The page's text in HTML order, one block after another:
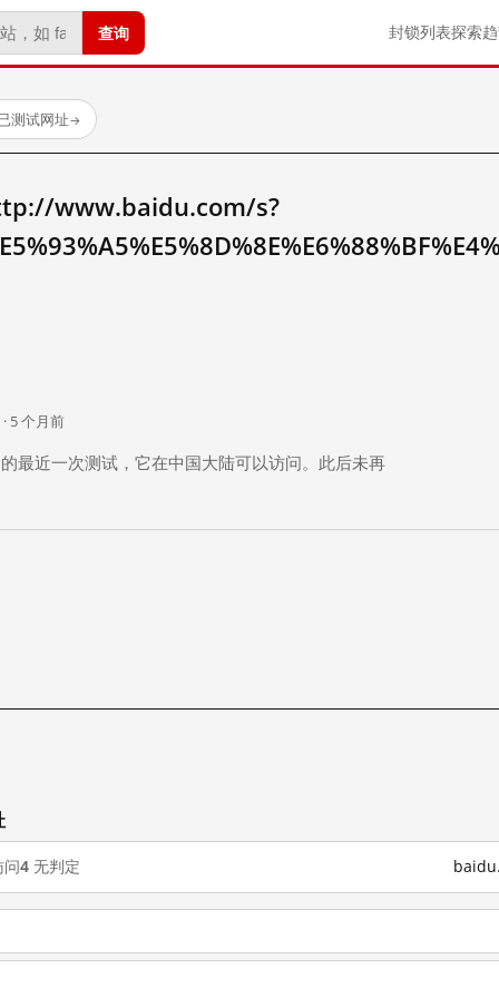
查询 封锁列表探索
测试网址→
www.baidu.com/s?
5 个月前
最近一次测试，它在中国大陆可以访问。此后未再
问4 无判定